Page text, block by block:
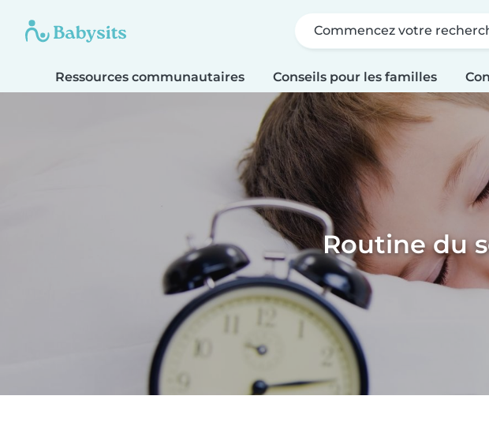
Commencez votre
Ressources communautaires Conseils pour les familles
Routine du